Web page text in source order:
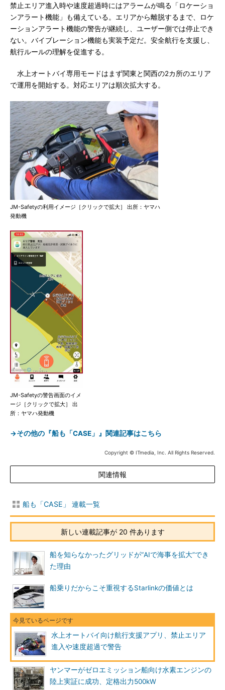
禁止エリア進入時や速度超過時にはアラームが鳴る「ロケーショ
ンアラート機能」も備えている。エリアから離脱するまで、ロケ
ーションアラート機能の警告が継続し、ユーザー側では停止でき
ない。バイブレーション機能も実装予定だ。安全航行を支援し、
航行ルールの理解を促進する。
水上オートバイ専用モードはまず関東と関西の2カ所のエリア
で運用を開始する。対応エリアは順次拡大する。
JM-Safetyの利用イメージ［クリックで拡大］ 出所：ヤマハ
発動機
JM-Safetyの警告画面のイメ
ージ［クリックで拡大］ 出
所：ヤマハ発動機
→その他の『船も「CASE」』関連記事はこちら
Copyright © ITmedia, Inc. All Rights Reserved.
関連情報
船も「CASE」 連載一覧
新しい連載記事が 20 件あります
船を知らなかったグリッドが“AIで海事を拡大”でき
た理由
船乗りだからこそ重視するStarlinkの価値とは
水上オートバイ向け航行支援アプリ、禁止エリア
進入や速度超過で警告
ヤンマーがゼロエミッション船向け水素エンジンの
陸上実証に成功、定格出力500kW